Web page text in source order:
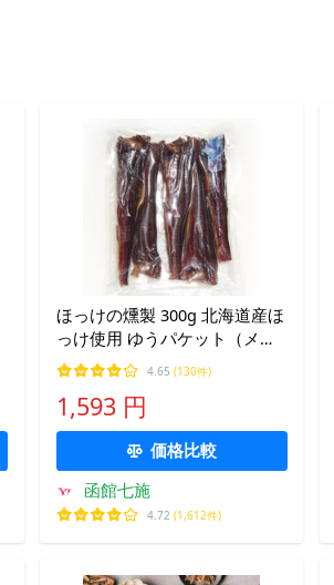
ほっけの燻製 300g 北海道産ほ
っけ使用 ゆうパケット（メー
ル便）発送 代引き不可 くんせ
い
4.65 (130件)
1,593 円
価格比較
函館七施
4.72 (1,612件)